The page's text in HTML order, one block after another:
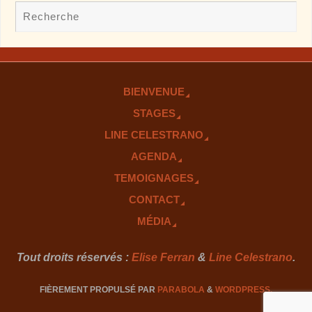
BIENVENUE
STAGES
LINE CELESTRANO
AGENDA
TEMOIGNAGES
CONTACT
MÉDIA
Tout droits réservés : Elise Ferran & Line Celestrano.
FIÈREMENT PROPULSÉ PAR PARABOLA & WORDPRESS.